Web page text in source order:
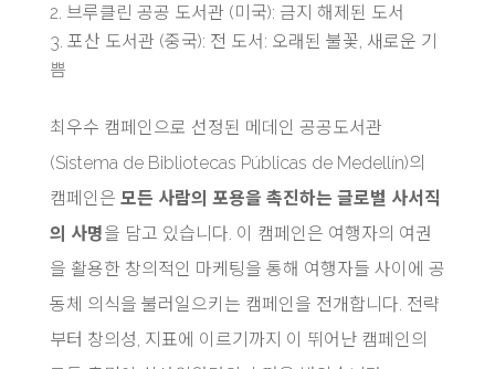
브루클린 공공 도서관 (미국): 금지 해제된 도서
포산 도서관 (중국): 전 도서: 오래된 불꽃, 새로운 기
쁨
최우수 캠페인으로 선정된 메데인 공공도서관
(Sistema de Bibliotecas Públicas de Medellín)의
캠페인은 모든 사람의 포용을 촉진하는 글로벌 사서직
의 사명을 담고 있습니다. 이 캠페인은 여행자의 여권
을 활용한 창의적인 마케팅을 통해 여행자들 사이에 공
동체 의식을 불러일으키는 캠페인을 전개합니다. 전략
부터 창의성, 지표에 이르기까지 이 뛰어난 캠페인의